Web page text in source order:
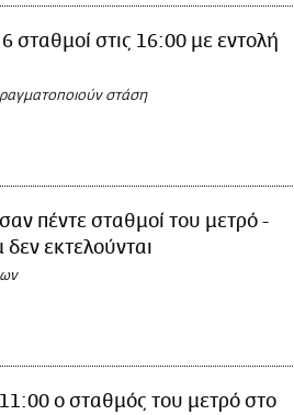
σταθμοί στις 16:00 με εντολή
στάση
πέντε σταθμοί του μετρό -
εκτελούνται
11:00 ο σταθμός του μετρό στο